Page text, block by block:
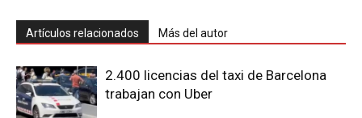
Artículos relacionados Más del autor
2.400 licencias del taxi de Barcelona
trabajan con Uber